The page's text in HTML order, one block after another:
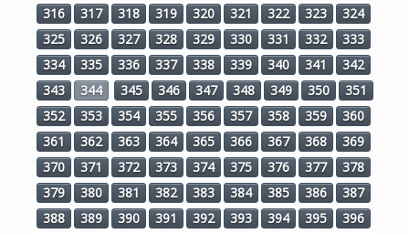
316
317 318 319 320 321 322 323
324
325
326 327 328 329 330 331 332
333
334
335 336 337 338 339 340 341
342
343
344 345 346 347 348 349 350
351
352
353 354 355 356 357 358 359
360
361
362 363 364 365 366 367 368
369
370
371 372 373 374 375 376 377
378
379
380 381 382 383 384 385 386
387
388
389 390 391 392 393 394 395
396